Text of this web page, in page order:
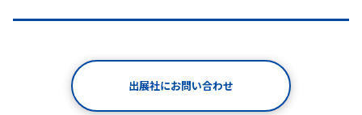
出展社にお問い合わせ